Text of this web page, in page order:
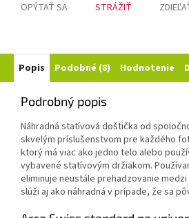
OPÝTAŤ SA STRÁŽIŤ
Popis Podobné (8) Hodnotenie
Podrobný popis
Náhradná statívová doštička od
skvelým príslušenstvom pre každého
ktorý má viac ako jedno telo alebo
vybavené statívovým držiakom.
eliminuje neustále prehadzovanie
slúži aj ako náhradná v prípade, že sa